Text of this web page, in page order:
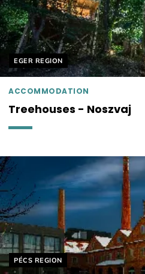
Helyszín címkék:
EGER REGION
ACCOMMODATION
Treehouses - Noszvaj
Helyszín címkék:
PÉCS REGION